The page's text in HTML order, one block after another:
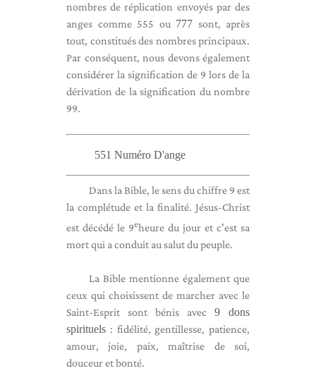
nombres de réplication envoyés par des
anges comme 555 ou 777 sont, après
tout, constitués des nombres principaux.
Par conséquent, nous devons également
considérer la signification de 9 lors de la
dérivation de la signification du nombre
99.
551 Numéro D'ange
Dans la Bible, le sens du chiffre 9 est
la complétude et la finalité. Jésus-Christ
est décédé le 9eheure du jour et c'est sa
mort qui a conduit au salut du peuple.
La Bible mentionne également que
ceux qui choisissent de marcher avec le
Saint-Esprit sont bénis avec 9 dons
spirituels : fidélité, gentillesse, patience,
amour, joie, paix, maîtrise de soi,
douceur et bonté.